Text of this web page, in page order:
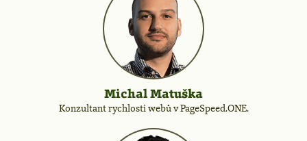
Michal Matuška
Konzultant rychlosti webů v PageSpeed.ONE.